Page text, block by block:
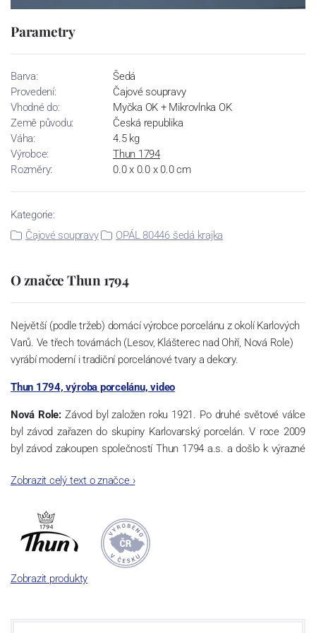
Parametry
Barva:
Šedá
Provedení:
Čajové soupravy
Vhodné do:
Myčka OK + Mikrovlnka OK
Země původu:
Česká republika
Váha:
4.5 kg
Výrobce:
Thun 1794
Rozměry:
0.0 x 0.0 x 0.0 cm
Kategorie:
Čajové soupravy
OPÁL 80446 šedá krajka
O značce Thun 1794
Největší (podle tržeb) domácí výrobce porcelánu z okolí Karlových
Varů. Ve třech továrnách (Lesov, Klášterec nad Ohří, Nová Role)
vyrábí moderní i tradiční porcelánové tvary a dekory.
Thun 1794, výroba porcelánu, video
Nová Role: Závod byl založen roku 1921. Po druhé světové válce
byl závod zařazen do skupiny Karlovarský porcelán. V roce 2009
byl závod zakoupen společností Thun 1794 a.s. a došlo k výrazné
společnosti a v jejím areálu jsou umístěny i provoz servis a výroba
a ve své výrobě navazuje na více jak 220-letou tradici výroby
porcelánu. Kapacita tohoto závodu je 3.500 - 4.000 tun ročně,
závod je vybaven moderními technologickými zařízeními -
isostatické lisy, tlakové lití, glazovací komplex, rychlovýpalná pec,
komorová pec, vtavná dekorační pec. Závod nabízí své výrobky jak
Zobrazit celý text o značce›
Zobrazit produkty